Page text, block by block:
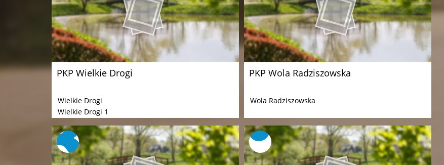
PKP Wielkie Drogi
Wielkie Drogi
Wielkie Drogi 1
PKP Wola Radziszowska
Wola Radziszowska